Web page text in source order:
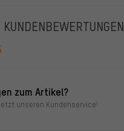
KUNDENBEWERTUNGEN
zum Artikel?
unseren Kundenservice!